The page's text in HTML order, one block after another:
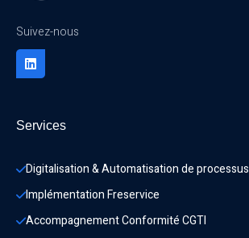
Suivez-nous
Services
Digitalisation & Automatisation de processus
Implémentation Freservice
Accompagnement Conformité CGTI